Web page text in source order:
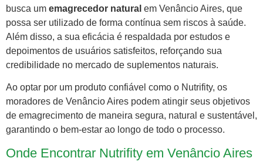
busca um emagrecedor natural em Venâncio Aires, que
possa ser utilizado de forma contínua sem riscos à saúde.
Além disso, a sua eficácia é respaldada por estudos e
depoimentos de usuários satisfeitos, reforçando sua
credibilidade no mercado de suplementos naturais.
Ao optar por um produto confiável como o Nutrifity, os
moradores de Venâncio Aires podem atingir seus objetivos
de emagrecimento de maneira segura, natural e sustentável,
garantindo o bem-estar ao longo de todo o processo.
Onde Encontrar Nutrifity em Venâncio Aires